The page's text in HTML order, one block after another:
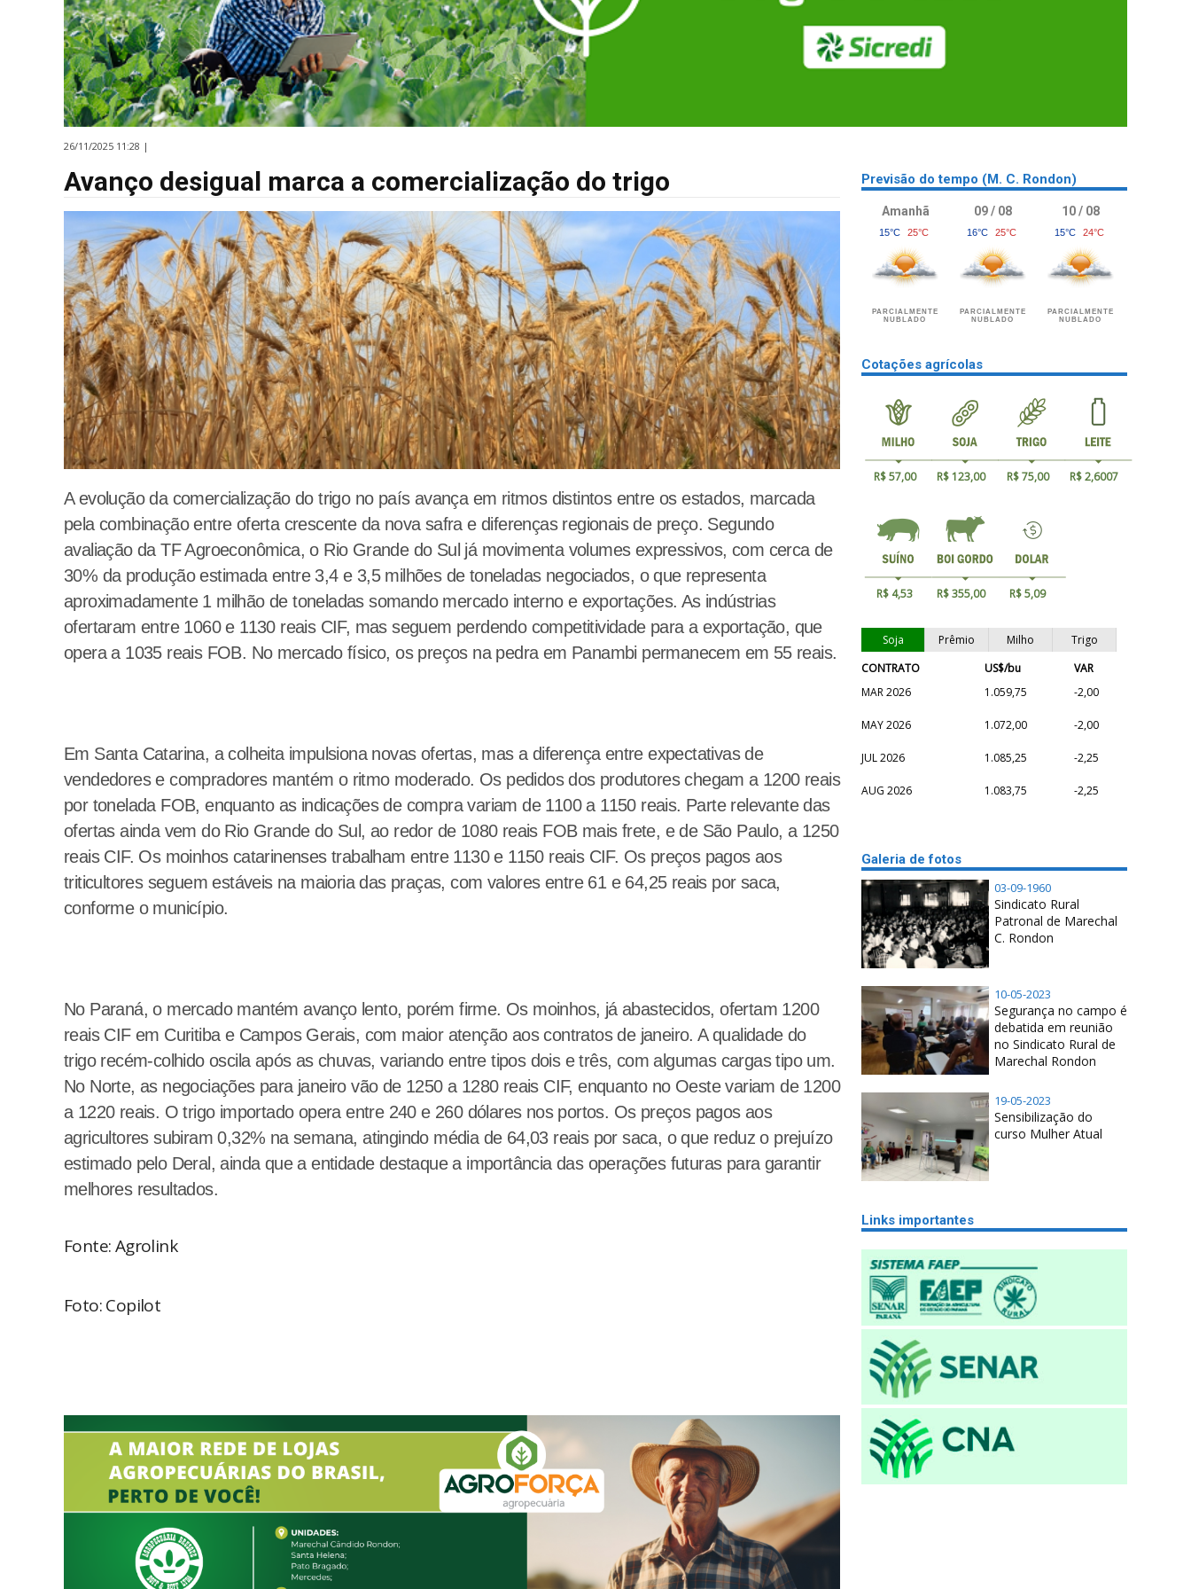
26/11/2025 11:28 |
Avanço desigual marca a comercialização do trigo
A evolução da comercialização do trigo no país avança em ritmos distintos entre os estados, marcada
pela combinação entre oferta crescente da nova safra e diferenças regionais de preço. Segundo
avaliação da TF Agroeconômica, o Rio Grande do Sul já movimenta volumes expressivos, com cerca de
30% da produção estimada entre 3,4 e 3,5 milhões de toneladas negociados, o que representa
aproximadamente 1 milhão de toneladas somando mercado interno e exportações. As indústrias
ofertaram entre 1060 e 1130 reais CIF, mas seguem perdendo competitividade para a exportação, que
opera a 1035 reais FOB. No mercado físico, os preços na pedra em Panambi permanecem em 55 reais.
Em Santa Catarina, a colheita impulsiona novas ofertas, mas a diferença entre expectativas de
vendedores e compradores mantém o ritmo moderado. Os pedidos dos produtores chegam a 1200 reais
por tonelada FOB, enquanto as indicações de compra variam de 1100 a 1150 reais. Parte relevante das
ofertas ainda vem do Rio Grande do Sul, ao redor de 1080 reais FOB mais frete, e de São Paulo, a 1250
reais CIF. Os moinhos catarinenses trabalham entre 1130 e 1150 reais CIF. Os preços pagos aos
triticultores seguem estáveis na maioria das praças, com valores entre 61 e 64,25 reais por saca,
conforme o município.
No Paraná, o mercado mantém avanço lento, porém firme. Os moinhos, já abastecidos, ofertam 1200
reais CIF em Curitiba e Campos Gerais, com maior atenção aos contratos de janeiro. A qualidade do
trigo recém-colhido oscila após as chuvas, variando entre tipos dois e três, com algumas cargas tipo um.
No Norte, as negociações para janeiro vão de 1250 a 1280 reais CIF, enquanto no Oeste variam de 1200
a 1220 reais. O trigo importado opera entre 240 e 260 dólares nos portos. Os preços pagos aos
agricultores subiram 0,32% na semana, atingindo média de 64,03 reais por saca, o que reduz o prejuízo
estimado pelo Deral, ainda que a entidade destaque a importância das operações futuras para garantir
melhores resultados.
Fonte: Agrolink
Foto: Copilot
Previsão do tempo (M. C. Rondon)
Amanhã
15°C 25°C
PARCIALMENTE
NUBLADO
09 / 08
16°C 25°C
PARCIALMENTE
NUBLADO
10 / 08
15°C 24°C
PARCIALMENTE
NUBLADO
Cotações agrícolas
R$ 57,00 R$ 123,00 R$ 75,00 R$ 2,6007
R$ 4,53 R$ 355,00 R$ 5,09
Soja Prêmio Milho
Trigo
CONTRATO
US$/bu
VAR
MAR 2026
1.059,75 -2,00
MAY 2026 1.072,00 -2,00
JUL 2026 1.085,25 -2,25
AUG 2026 1.083,75 -2,25
Galeria de fotos
03-09-1960
Sindicato Rural
Patronal de Marechal
C. Rondon
10-05-2023
Segurança no campo é
debatida em reunião
no Sindicato Rural de
Marechal Rondon
19-05-2023
Sensibilização do
curso Mulher Atual
Links importantes